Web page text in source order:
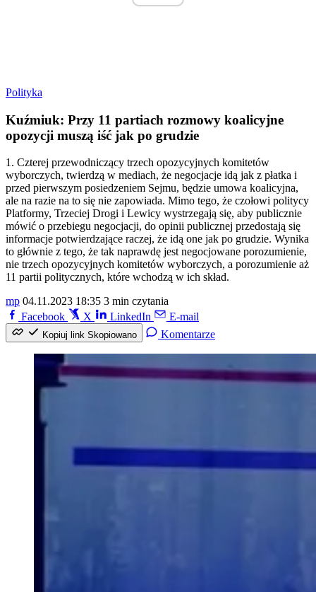
Polityka
Kuźmiuk: Przy 11 partiach rozmowy koalicyjne
opozycji muszą iść jak po grudzie
1. Czterej przewodniczący trzech opozycyjnych komitetów
wyborczych, twierdzą w mediach, że negocjacje idą jak z płatka i
przed pierwszym posiedzeniem Sejmu, będzie umowa koalicyjna,
ale na razie na to się nie zapowiada. Mimo tego, że czołowi politycy
Platformy, Trzeciej Drogi i Lewicy wystrzegają się, aby publicznie
mówić o przebiegu negocjacji, do opinii publicznej przedostają się
informacje potwierdzające raczej, że idą one jak po grudzie. Wynika
to głównie z tego, że tak naprawdę jest negocjowane porozumienie,
nie trzech opozycyjnych komitetów wyborczych, a porozumienie aż
11 partii politycznych, które wchodzą w ich skład.
mp 04.11.2023 18:35 3 min czytania
Facebook
X LinkedIn E-mail
Kopiuj link Skopiowano Komentarze